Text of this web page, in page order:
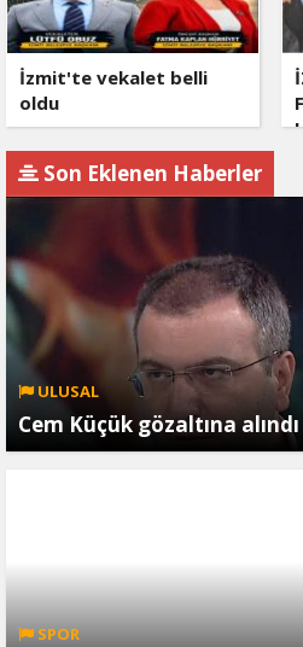
İzmit'te vekalet belli
oldu
Son Eklenen Haberler
ULUSAL
Cem Küçük gözaltına alındı
SPOR